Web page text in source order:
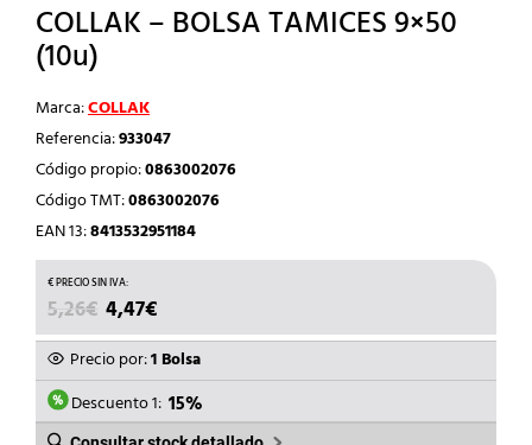
COLLAK – BOLSA TAMICES 9×50
(10u)
Marca:COLLAK
Referencia:933047
Código propio:0863002076
Código TMT:0863002076
EAN 13:8413532951184
5,26€ EL
PRECIO
ORIGINAL
ERA:
5,26€.
4,47€
PRECIO
ACTUAL
ES:
4,47€.
Precio por:1 Bolsa
Descuento 1: 15%